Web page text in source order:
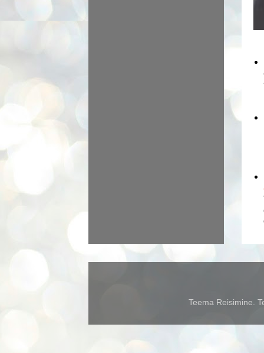
Teema Reisimine.